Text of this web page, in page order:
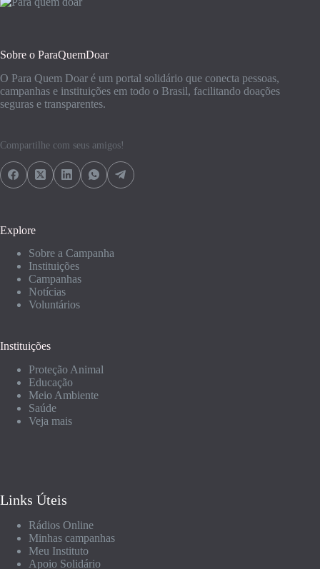
Sobre o ParaQuemDoar
O Para Quem Doar é um portal solidário que conecta pessoas,
campanhas e instituições em todo o Brasil, facilitando doações
seguras e transparentes.
Compartilhe com seus amigos!
Explore
Sobre a Campanha
Instituições
Campanhas
Notícias
Voluntários
Instituições
Proteção Animal
Educação
Meio Ambiente
Saúde
Veja mais
Links Úteis
Rádios Online
Minhas campanhas
Meu Instituto
Apoio Solidário